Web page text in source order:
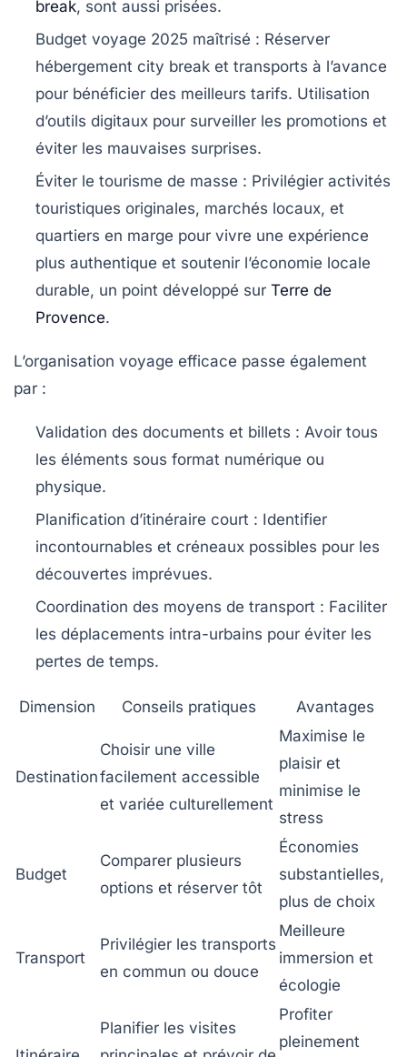
break, sont aussi prisées.
Budget voyage 2025 maîtrisé : Réserver
hébergement city break et transports à l’avance
pour bénéficier des meilleurs tarifs. Utilisation
d’outils digitaux pour surveiller les promotions et
éviter les mauvaises surprises.
Éviter le tourisme de masse : Privilégier activités
touristiques originales, marchés locaux, et
quartiers en marge pour vivre une expérience
plus authentique et soutenir l’économie locale
durable, un point développé sur Terre de
Provence.
L’organisation voyage efficace passe également
par :
Validation des documents et billets : Avoir tous
les éléments sous format numérique ou
physique.
Planification d’itinéraire court : Identifier
incontournables et créneaux possibles pour les
découvertes imprévues.
Coordination des moyens de transport : Faciliter
les déplacements intra-urbains pour éviter les
pertes de temps.
Dimension Conseils pratiques Avantages
Destination
Choisir une ville
facilement accessible
et variée culturellement
Maximise le
plaisir et
minimise le
stress
Budget
Comparer plusieurs
options et réserver tôt
Économies
substantielles,
plus de choix
Transport
Privilégier les transports
en commun ou douce
Meilleure
immersion et
écologie
Planifier les visites
Profiter
pleinement